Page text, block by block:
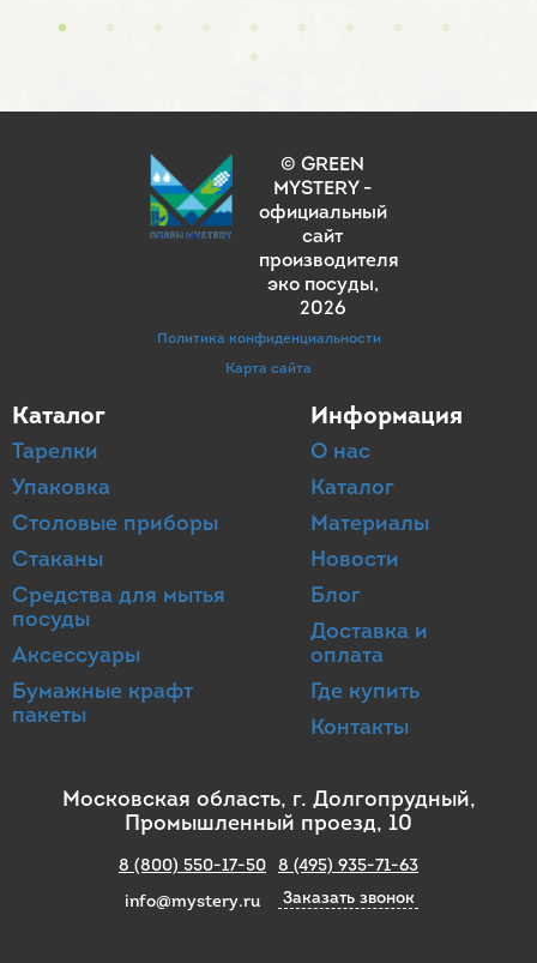
© GREEN
MYSTERY -
официальный
сайт
производителя
эко посуды,
2026
Политика конфиденциальности
Карта сайта
Каталог
Тарелки
Упаковка
Столовые приборы
Стаканы
Средства для мытья
посуды
Аксессуары
Бумажные крафт
пакеты
Информация
О нас
Каталог
Материалы
Новости
Блог
Доставка и
оплата
Где купить
Контакты
Московская область, г. Долгопрудный,
Промышленный проезд, 10
8 (800) 550-17-50
info@mystery.ru
8 (495) 935-71-63
Заказать звонок